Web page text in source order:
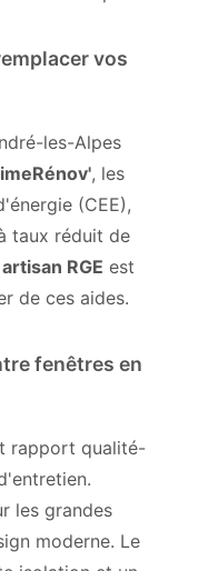
vos
les-Alpes
, les
(CEE),
taux réduit de
artisan RGE est
de ces aides.
fenêtres en
rapport qualité-
les grandes
moderne. Le